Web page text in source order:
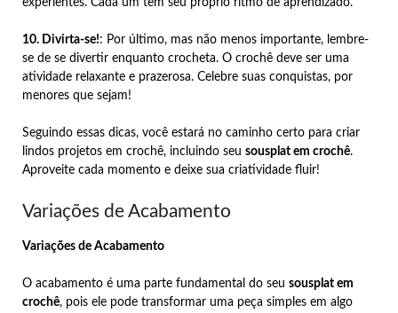
10. Divirta-se!: Por último, mas não menos importante, lembre-
se de se divertir enquanto crocheta. O crochê deve ser uma
atividade relaxante e prazerosa. Celebre suas conquistas, por
menores que sejam!
Seguindo essas dicas, você estará no caminho certo para criar
lindos projetos em crochê, incluindo seu sousplat em crochê.
Aproveite cada momento e deixe sua criatividade fluir!
Variações de Acabamento
Variações de Acabamento
O acabamento é uma parte fundamental do seu sousplat em
crochê, pois ele pode transformar uma peça simples em algo